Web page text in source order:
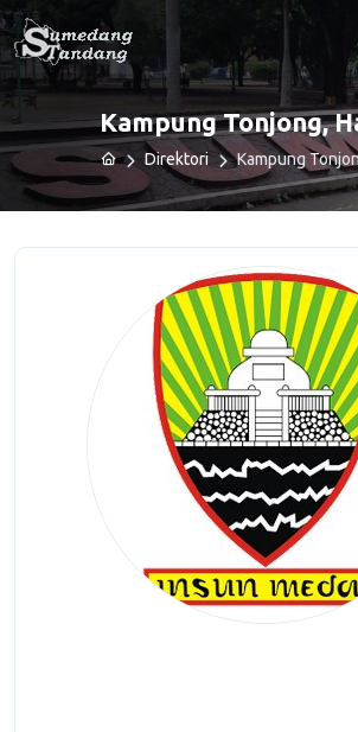
Kampung Tonjong,
Direktori Kampung